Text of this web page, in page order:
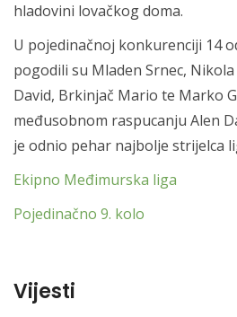
hladovini lovačkog doma.
U pojedinačnoj konkurenciji 14
pogodili su Mladen Srnec,
David, Brkinjač Mario te Marko
međusobnom raspucanju Alen
je odnio pehar najbolje strijelca
Ekipno Međimurska liga
Pojedinačno 9. kolo
Vijesti